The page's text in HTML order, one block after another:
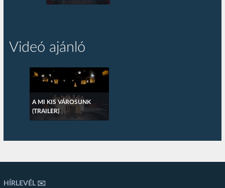
Videó ajánló
A MI KIS VÁROSUNK
(TRAILER)
HÍRLEVÉL ✉️